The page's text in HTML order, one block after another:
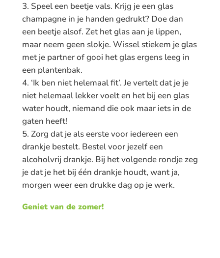
Speel een beetje vals. Krijg je een glas
champagne in je handen gedrukt? Doe dan
een beetje alsof. Zet het glas aan je lippen,
maar neem geen slokje. Wissel stiekem je glas
met je partner of gooi het glas ergens leeg in
een plantenbak.
‘Ik ben niet helemaal fit’. Je vertelt dat je je
niet helemaal lekker voelt en het bij een glas
water houdt, niemand die ook maar iets in de
gaten heeft!
Zorg dat je als eerste voor iedereen een
drankje bestelt. Bestel voor jezelf een
alcoholvrij drankje. Bij het volgende rondje zeg
je dat je het bij één drankje houdt, want ja,
morgen weer een drukke dag op je werk.
Geniet van de zomer!